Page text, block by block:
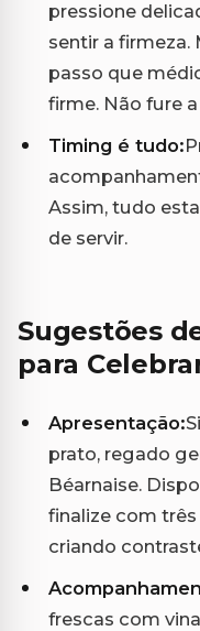
pressione
sentir a firmeza.
passo que
firme. Não fure
Timing é tudo:
Assim, tudo
de servir.
Sugestões
para
Apresentação:
prato, regado
Béarnaise.
finalize com
criando
frescas com